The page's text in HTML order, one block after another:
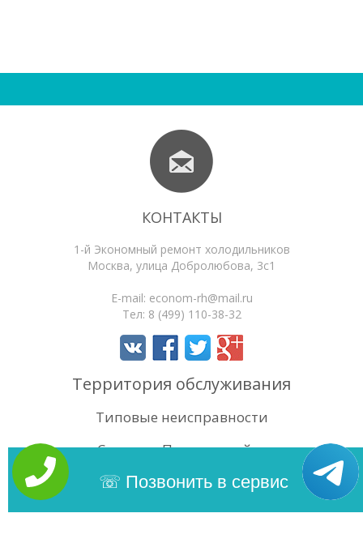
КОНТАКТЫ
1-й Экономный ремонт холодильников
Москва, улица Добролюбова, 3с1
E-mail: econom-rh@mail.ru
Тел: 8 (499) 110-38-32
Территория обслуживания
Типовые неисправности
Статьи
Поиск по сайту
Позвонить в сервис